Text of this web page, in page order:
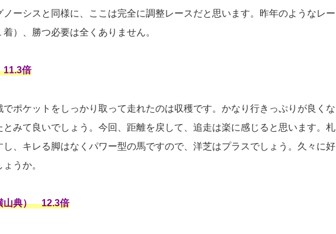
ーシスと同様に、ここは完全に調整レースだと思います。昨年のようなレー
）、勝つ必要は全くありません。
倍
ポケットをしっかり取って走れたのは収穫です。かなり行きっぷりが良くな
みて良いでしょう。今回、距離を戻して、追走は楽に感じると思います。札
、キレる脚はなくパワー型の馬ですので、洋芝はプラスでしょう。久々に好
うか。
山典） 12.3倍